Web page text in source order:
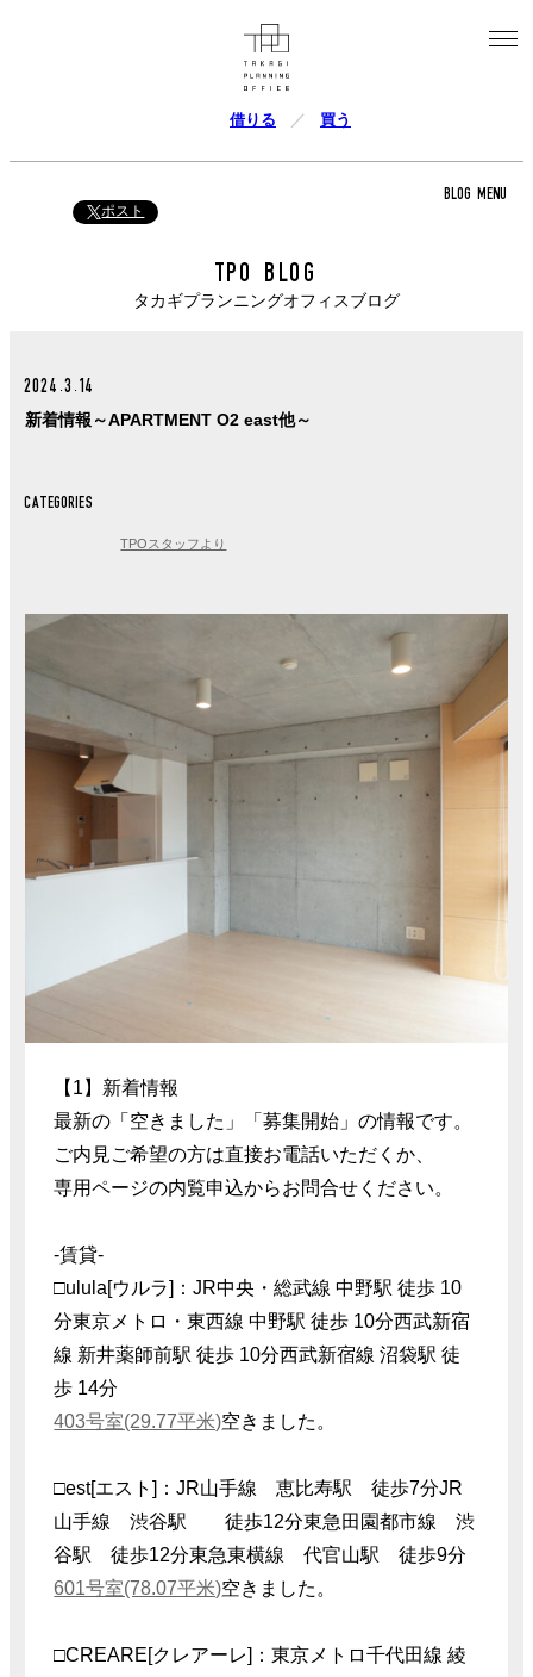
借りる 買う
ポスト
BLOG MENU
TPO BLOG
タカギプランニングオフィスブログ
2024.3.14
新着情報～APARTMENT O2 east他～
CATEGORIES
TPOスタッフより
【1】新着情報
最新の「空きました」「募集開始」の情報です。
ご内見ご希望の方は直接お電話いただくか、
専用ページの内覧申込からお問合せください。
-賃貸-
□ulula[ウルラ]：JR中央・総武線 中野駅 徒歩 10
分東京メトロ・東西線 中野駅 徒歩 10分西武新宿
線 新井薬師前駅 徒歩 10分西武新宿線 沼袋駅 徒
歩 14分
403号室(29.77平米)空きました。
□est[エスト]：JR山手線 恵比寿駅 徒歩7分JR
山手線 渋谷駅 徒歩12分東急田園都市線 渋
谷駅 徒歩12分東急東横線 代官山駅 徒歩9分
601号室(78.07平米)空きました。
□CREARE[クレアーレ]：東京メトロ千代田線 綾